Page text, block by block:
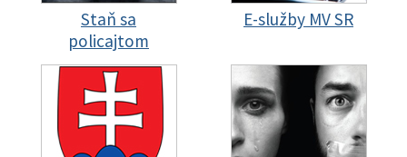
Staň sa
policajtom
E-služby MV SR